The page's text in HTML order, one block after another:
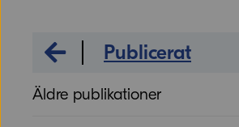
Analyser och seminarier
Publicerat
Äldre publikationer